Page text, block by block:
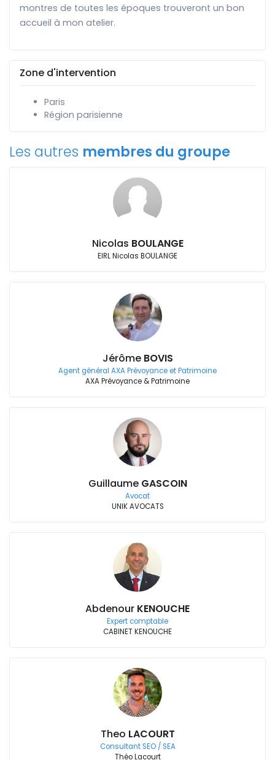
montres de toutes les époques trouveront un bon
accueil à mon atelier.
Zone d'intervention
Paris
Région parisienne
Les autres membres du groupe
Nicolas BOULANGE
EIRL Nicolas BOULANGE
Jérôme BOVIS
Agent général AXA Prévoyance et Patrimoine
AXA Prévoyance & Patrimoine
Guillaume GASCOIN
Avocat
UNIK AVOCATS
Abdenour KENOUCHE
Expert comptable
CABINET KENOUCHE
Theo LACOURT
Consultant SEO / SEA
Théo Lacourt